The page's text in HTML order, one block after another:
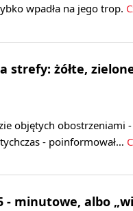
wpadła na jego trop.
strefy: żółte,
objętych obostrzeniami
- poinformował…
- minutowe, albo